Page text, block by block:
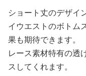
ショート丈のデザイ
イウエストのボトム
果も期待できます。
レース素材特有の透
スしてくれます。